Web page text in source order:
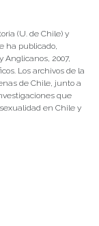
(U. de Chile) y
ha publicado,
Anglicanos, 2007,
Los archivos de la
de Chile, junto a
que
en Chile y